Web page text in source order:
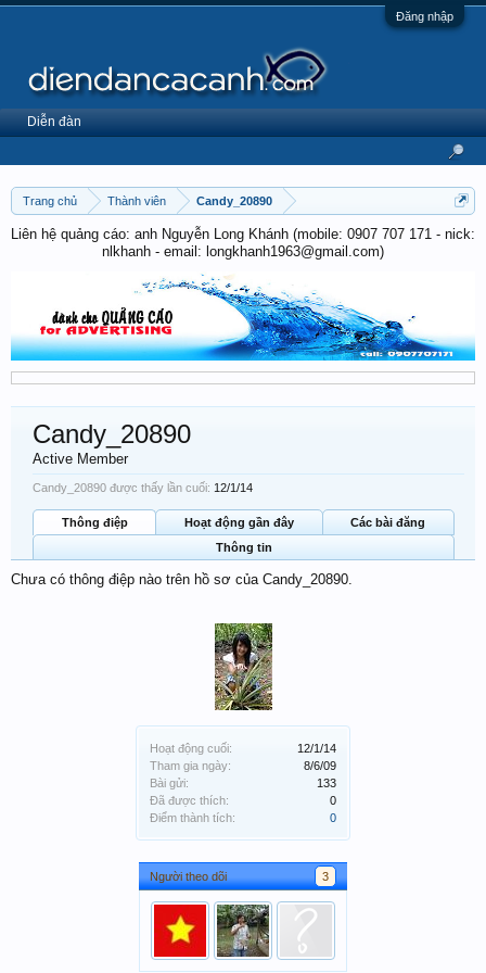
Đăng nhập
Trang chủ Thành viên Candy_20890
Liên hệ quảng cáo: anh Nguyễn Long Khánh (mobile: 0907 707 171 - nick:
nlkhanh - email: longkhanh1963@gmail.com)
Hoạt động cuối:
12/1/14
Tham gia ngày:
8/6/09
Bài gửi:
133
Đã được thích:
0
Điểm thành tích:
0
Người theo dõi 3
Candy_20890
Active Member
Candy_20890 được thấy lần cuối: 12/1/14
Thông điệp Hoạt động gần đây
Các bài đăng
Thông tin
Chưa có thông điệp nào trên hồ sơ của Candy_20890.
Diễn đàn